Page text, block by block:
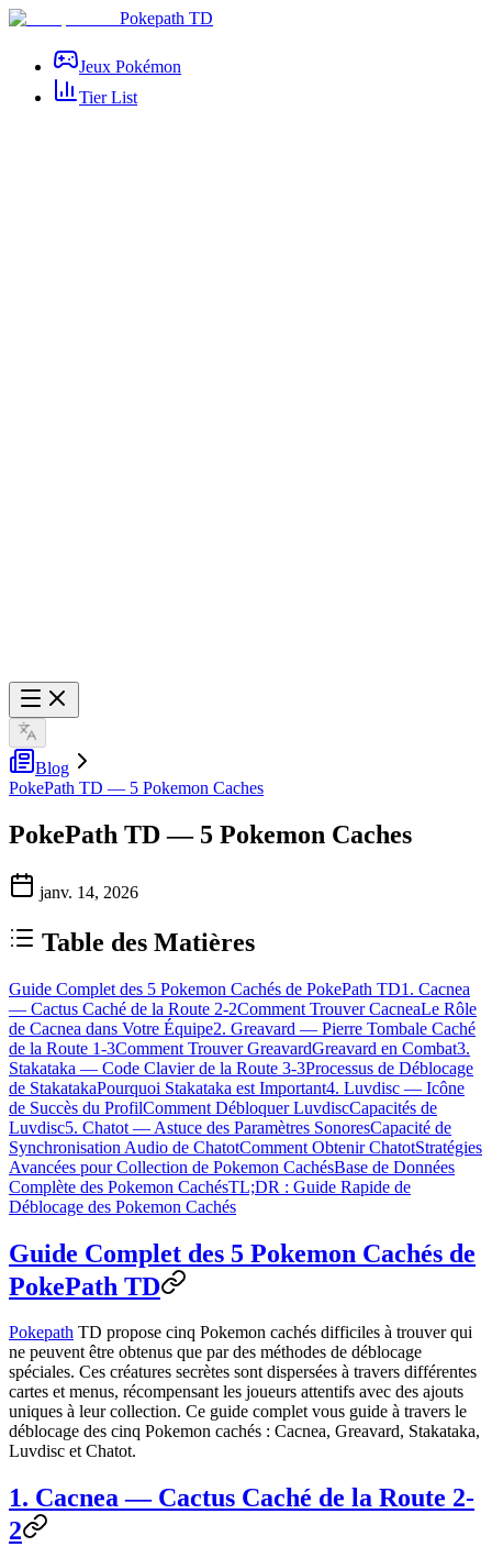
Pokepath TD
Jeux Pokémon
Tier List
Blog
PokePath TD — 5 Pokemon Caches
PokePath TD — 5 Pokemon Caches
janv. 14, 2026
Table des Matières
Guide Complet des 5 Pokemon Cachés de PokePath TD1. Cacnea
— Cactus Caché de la Route 2-2Comment Trouver CacneaLe Rôle
de Cacnea dans Votre Équipe2. Greavard — Pierre Tombale Caché
de la Route 1-3Comment Trouver GreavardGreavard en Combat3.
Stakataka — Code Clavier de la Route 3-3Processus de Déblocage
de StakatakaPourquoi Stakataka est Important4. Luvdisc — Icône
de Succès du ProfilComment Débloquer LuvdiscCapacités de
Luvdisc5. Chatot — Astuce des Paramètres SonoresCapacité de
Synchronisation Audio de ChatotComment Obtenir ChatotStratégies
Avancées pour Collection de Pokemon CachésBase de Données
Complète des Pokemon CachésTL;DR : Guide Rapide de
Déblocage des Pokemon Cachés
Guide Complet des 5 Pokemon Cachés de
PokePath TD
Pokepath TD propose cinq Pokemon cachés difficiles à trouver qui
ne peuvent être obtenus que par des méthodes de déblocage
spéciales. Ces créatures secrètes sont dispersées à travers différentes
cartes et menus, récompensant les joueurs attentifs avec des ajouts
uniques à leur collection. Ce guide complet vous guide à travers le
déblocage des cinq Pokemon cachés : Cacnea, Greavard, Stakataka,
Luvdisc et Chatot.
1. Cacnea — Cactus Caché de la Route 2-
2